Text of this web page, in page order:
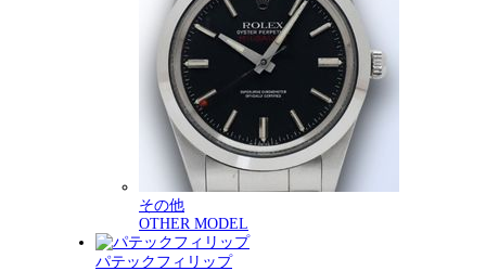
その他
OTHER MODEL
パテックフィリップ